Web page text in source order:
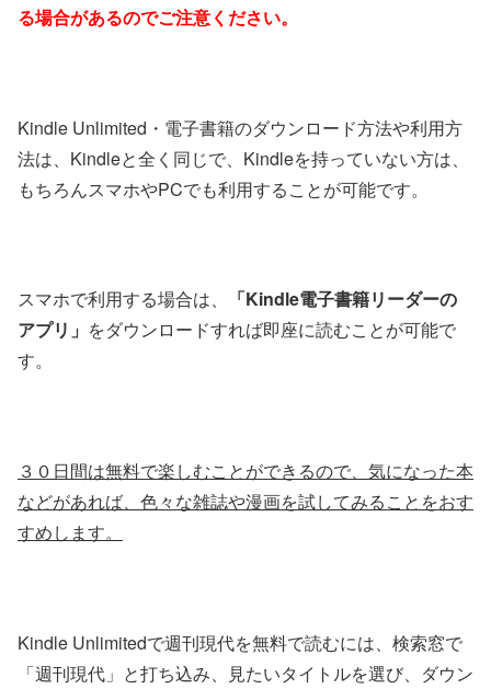
る場合があるのでご注意ください。
Kindle Unlimited・電子書籍のダウンロード方法や利用方
法は、Kindleと全く同じで、Kindleを持っていない方は、
もちろんスマホやPCでも利用することが可能です。
スマホで利用する場合は、
「Kindle電子書籍リーダーの
アプリ」 をダウンロードすれば即座に読むことが可能で
す。
３０日間は無料で楽しむことができるので、気になった本
などがあれば、色々な雑誌や漫画を試してみることをおす
すめします。
Kindle Unlimitedで週刊現代を無料で読むには、検索窓で
「週刊現代」と打ち込み、見たいタイトルを選び、ダウン